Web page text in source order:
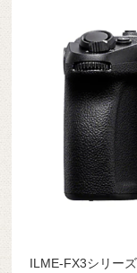
ILME-FX3シリー